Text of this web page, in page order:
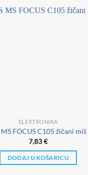
ELEKTRONIKA
MS FOCUS C105 žičani miš
7,83€
DODAJ U KOŠARICU